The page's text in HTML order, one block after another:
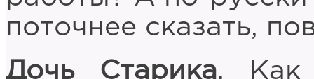
поточнее сказать,
Дочь Старика.